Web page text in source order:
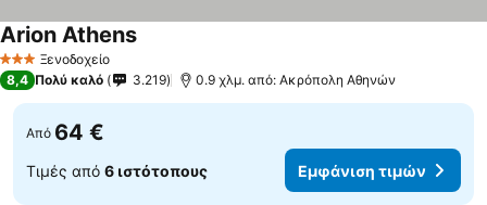
3 ΑστέριαΞενοδοχείο
Arion Athens
8,4 Πολύ καλό 3.219 0.9 χλμ. από: Ακρόπολη Αθηνών
Από 64 €
Τιμές από 6 ιστότοπους Εμφάνιση τιμών